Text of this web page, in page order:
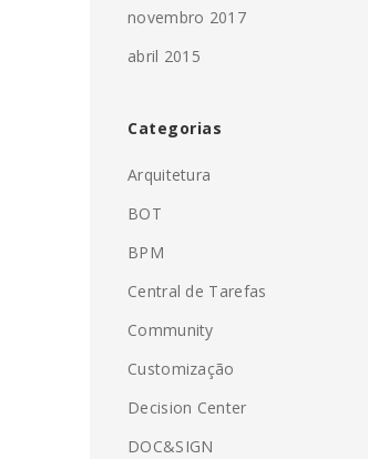
novembro 2017
abril 2015
Categorias
Arquitetura
BOT
BPM
Central de Tarefas
Community
Customização
Decision Center
DOC&SIGN